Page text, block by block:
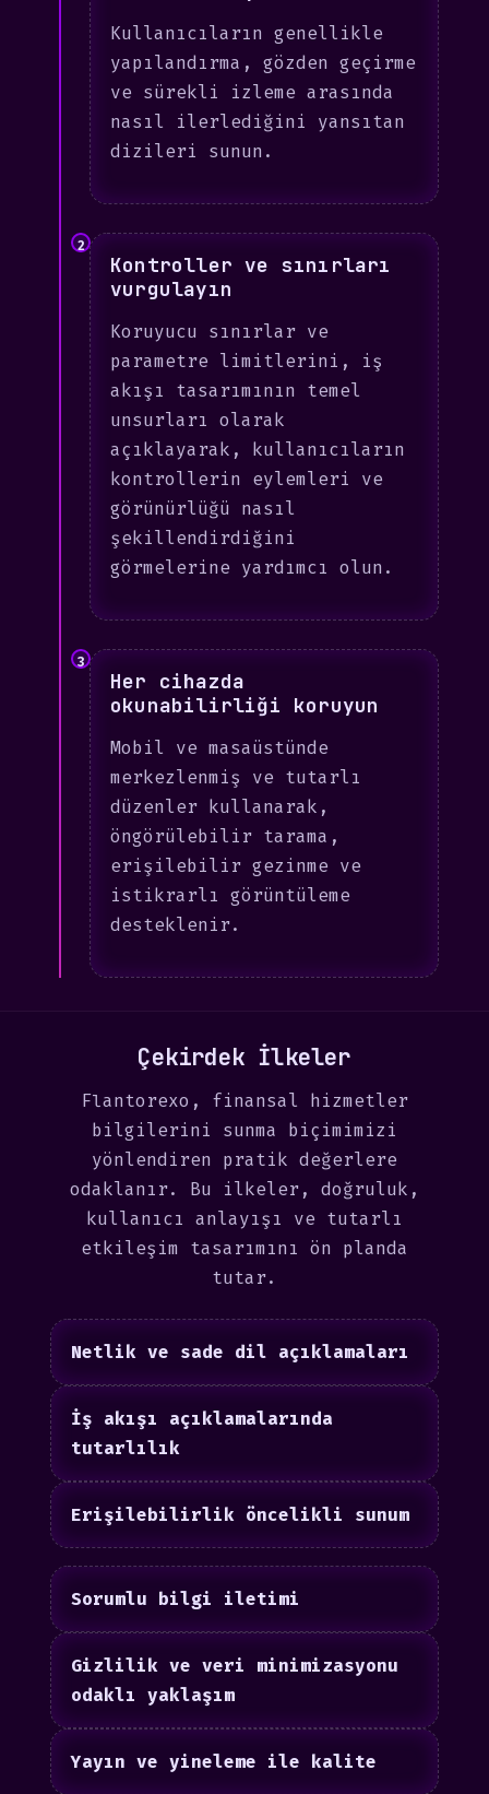
Kullanıcıların genellikle
yapılandırma, gözden geçirme
ve sürekli izleme arasında
nasıl ilerlediğini yansıtan
dizileri sunun.
2
Kontroller ve sınırları
vurgulayın
Koruyucu sınırlar ve
parametre limitlerini, iş
akışı tasarımının temel
unsurları olarak
açıklayarak, kullanıcıların
kontrollerin eylemleri ve
görünürlüğü nasıl
şekillendirdiğini
görmelerine yardımcı olun.
3
Her cihazda
okunabilirliği koruyun
Mobil ve masaüstünde
merkezlenmiş ve tutarlı
düzenler kullanarak,
öngörülebilir tarama,
erişilebilir gezinme ve
istikrarlı görüntüleme
desteklenir.
Çekirdek İlkeler
Flantorexo, finansal hizmetler
bilgilerini sunma biçimimizi
yönlendiren pratik değerlere
odaklanır. Bu ilkeler, doğruluk,
kullanıcı anlayışı ve tutarlı
etkileşim tasarımını ön planda
tutar.
Netlik ve sade dil açıklamaları
İş akışı açıklamalarında
tutarlılık
Erişilebilirlik öncelikli sunum
Sorumlu bilgi iletimi
Gizlilik ve veri minimizasyonu
odaklı yaklaşım
Yayın ve yineleme ile kalite